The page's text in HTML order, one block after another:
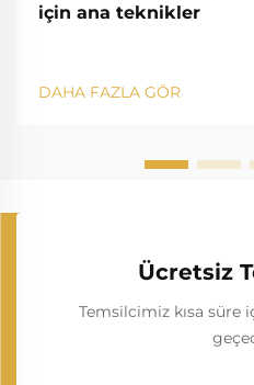
için ana teknikler
DAHA FAZLA GÖR
Ücretsiz
Temsilcimiz kısa süre